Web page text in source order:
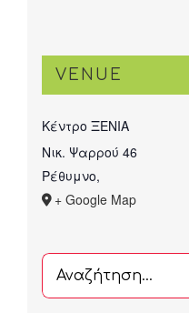
VENUE
Κέντρο ΞΕΝΙΑ
Νικ. Ψαρρού 46
Ρέθυμνο,
+ Google Map
Αναζήτηση
...